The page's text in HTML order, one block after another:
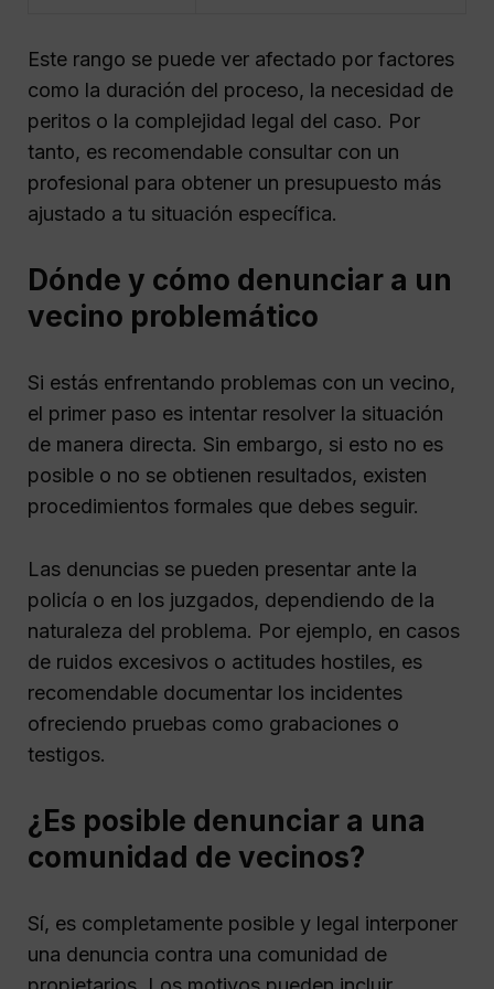
Este rango se puede ver afectado por factores
como la duración del proceso, la necesidad de
peritos o la complejidad legal del caso. Por
tanto, es recomendable consultar con un
profesional para obtener un presupuesto más
ajustado a tu situación específica.
Dónde y cómo denunciar a un
vecino problemático
Si estás enfrentando problemas con un vecino,
el primer paso es intentar resolver la situación
de manera directa. Sin embargo, si esto no es
posible o no se obtienen resultados, existen
procedimientos formales que debes seguir.
Las denuncias se pueden presentar ante la
policía o en los juzgados, dependiendo de la
naturaleza del problema. Por ejemplo, en casos
de ruidos excesivos o actitudes hostiles, es
recomendable documentar los incidentes
ofreciendo pruebas como grabaciones o
testigos.
¿Es posible denunciar a una
comunidad de vecinos?
Sí, es completamente posible y legal interponer
una denuncia contra una comunidad de